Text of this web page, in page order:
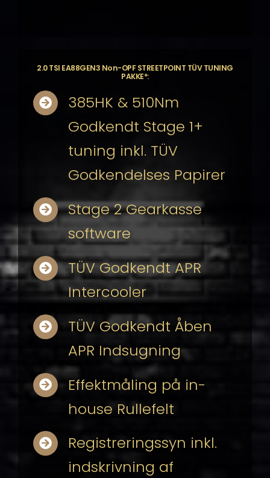
2.0 TSI EA88GEN3 Non-OPF STREETPOINT TÜV TUNING
PAKKE*:
385HK & 510Nm
Godkendt Stage 1+
tuning inkl. TÜV
Godkendelses Papirer
Stage 2 Gearkasse
software
TÜV Godkendt APR
Intercooler
TÜV Godkendt Åben
APR Indsugning
Effektmåling på in-
house Rullefelt
Registreringssyn inkl.
indskrivning af